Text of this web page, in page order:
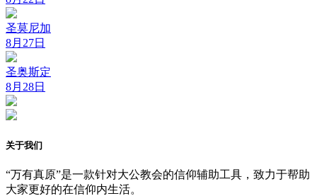
圣莫尼加
8月27日
圣奥斯定
8月28日
关于我们
“万有真原”是一款针对大公教会的信仰辅助工具，致力于帮助
大家更好的在信仰内生活。